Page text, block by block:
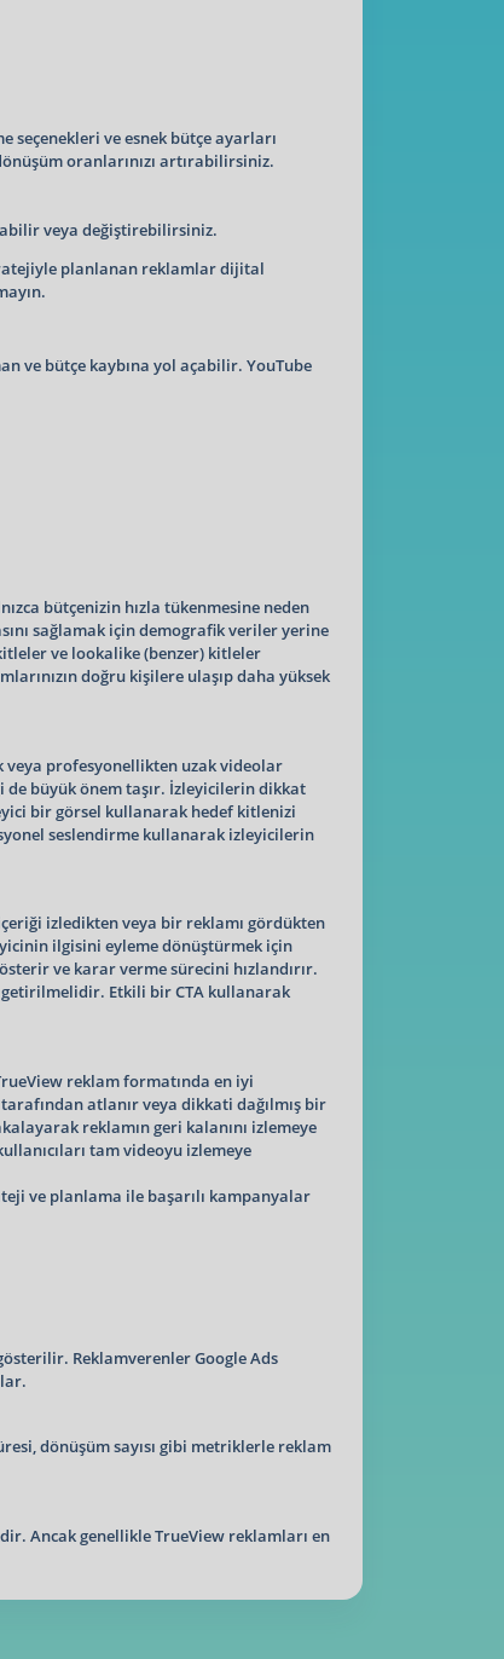
ve esnek bütçe ayarları
oranlarınızı artırabilirsiniz.
veya değiştirebilirsiniz.
planlanan reklamlar dijital
ve bütçe kaybına yol açabilir. YouTube
bütçenizin hızla tükenmesine neden
sağlamak için demografik veriler yerine
ve lookalike (benzer) kitleler
doğru kişilere ulaşıp daha yüksek
veya profesyonellikten uzak videolar
büyük önem taşır. İzleyicilerin dikkat
bir görsel kullanarak hedef kitlenizi
seslendirme kullanarak izleyicilerin
izledikten veya bir reklamı gördükten
ilgisini eyleme dönüştürmek için
ve karar verme sürecini hızlandırır.
getirilmelidir. Etkili bir CTA kullanarak
reklam formatında en iyi
atlanır veya dikkati dağılmış bir
reklamın geri kalanını izlemeye
tam videoyu izlemeye
ve planlama ile başarılı kampanyalar
Reklamverenler Google Ads
dönüşüm sayısı gibi metriklerle reklam
Ancak genellikle TrueView reklamları en